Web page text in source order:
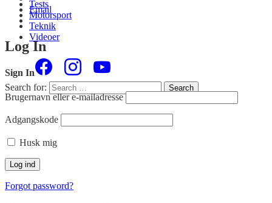
Tests
Motorsport
Teknik
Videoer
Search for: Search
Email
Log In
Sign In
Brugernavn eller e-mailadresse
Adgangskode
Husk mig
Forgot password?